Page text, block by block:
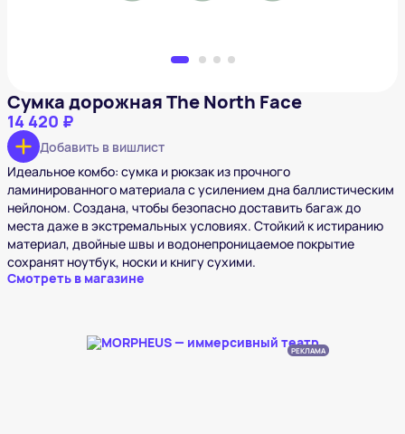
Сумка дорожная The North Face
14 420 ₽
Добавить в вишлист
Идеальное комбо: сумка и рюкзак из прочного
ламинированного материала с усилением дна баллистическим
нейлоном. Создана, чтобы безопасно доставить багаж до
места даже в экстремальных условиях. Стойкий к истиранию
материал, двойные швы и водонепроницаемое покрытие
сохранят ноутбук, носки и книгу сухими.
Смотреть в магазине
РЕКЛАМА